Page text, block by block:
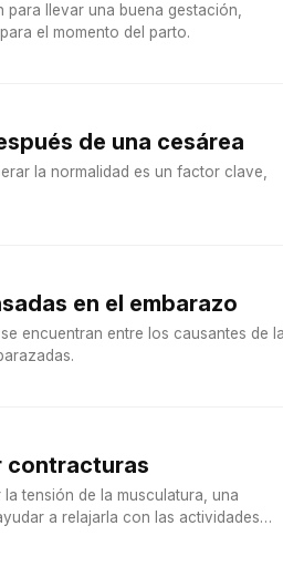
llevar una buena gestación,
el momento del parto.
de una cesárea
la normalidad es un factor clave,
en el embarazo
encuentran entre los causantes de
contracturas
tensión de la musculatura, una
a relajarla con las actividades